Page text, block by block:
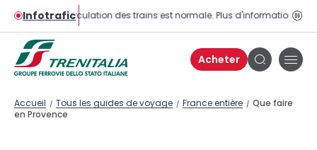
InfotraficLa circulation des trains est normale. Plus d'informations sur
Acheter
Bouton
recherche
Accueil / Tous les guides de voyage / France entière / Que faire
en Provence